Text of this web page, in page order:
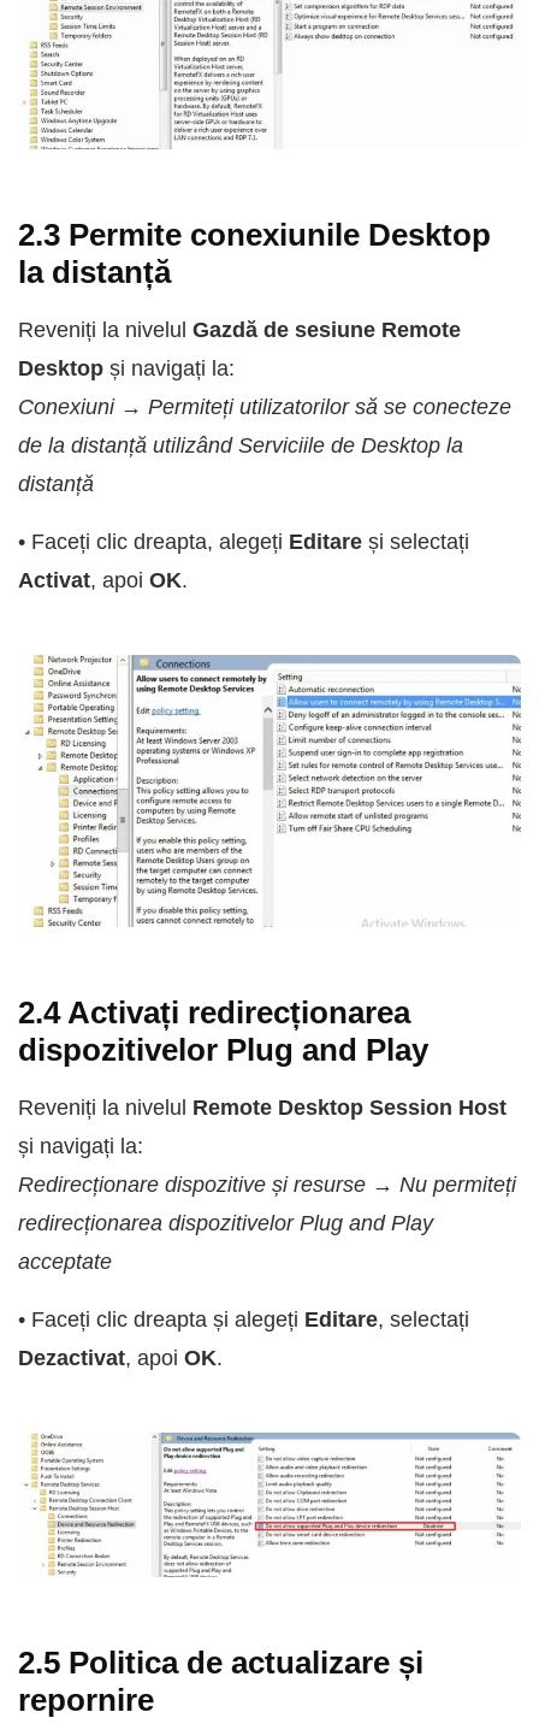
2.3 Permite conexiunile Desktop
la distanță
Reveniți la nivelul Gazdă de sesiune Remote
Desktop și navigați la:
Conexiuni → Permiteți utilizatorilor să se conecteze
de la distanță utilizând Serviciile de Desktop la
distanță
• Faceți clic dreapta, alegeți Editare și selectați
Activat, apoi OK.
2.4 Activați redirecționarea
dispozitivelor Plug and Play
Reveniți la nivelul Remote Desktop Session Host
și navigați la:
Redirecționare dispozitive și resurse → Nu permiteți
redirecționarea dispozitivelor Plug and Play
acceptate
• Faceți clic dreapta și alegeți Editare, selectați
Dezactivat, apoi OK.
2.5 Politica de actualizare și
repornire